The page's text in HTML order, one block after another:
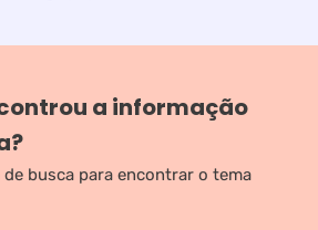
a informação
busca para encontrar o tema